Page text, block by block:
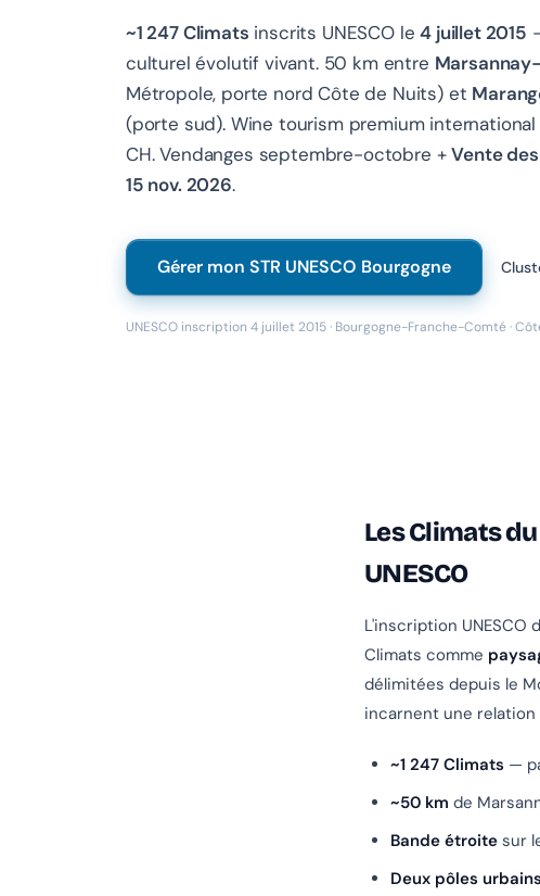
~1 247 Climats inscrits UNESCO le4 juillet 2015
culturel évolutif vivant. 50 km entre
Métropole, porte nord Côte de Nuits) et
(porte sud). Wine tourism premium international :
CH. Vendanges septembre-octobre +Vente
15 nov. 2026.
Gérer mon STR UNESCO Bourgogne
UNESCO inscription 4 juillet 2015 · Bourgogne-Franche-Comté ·
Les Climats
UNESCO
L'inscription UNESCO
Climats comme
délimitées depuis le
incarnent une
~1 247 Climats —
~50 km de
Bande étroite sur
Deux pôles urbains